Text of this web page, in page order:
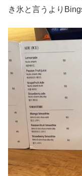
き氷と言うより